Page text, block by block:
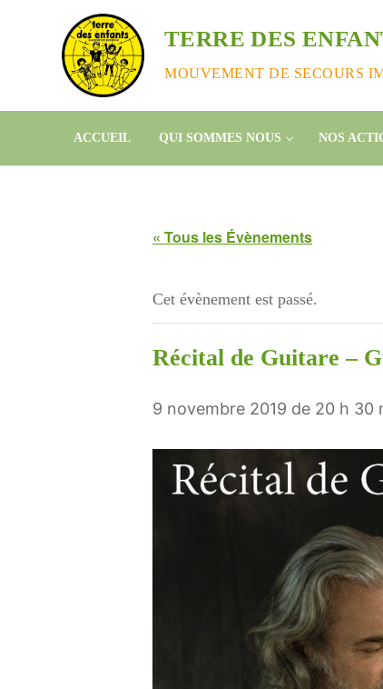
contenu
TERRE DES
MOUVEMENT DE SECOURS
ACCUEIL QUI SOMMES NOUS NOS
« Tous les Évènements
Cet évènement est passé.
Récital de Guitare –
9 novembre 2019 de 20 h 30